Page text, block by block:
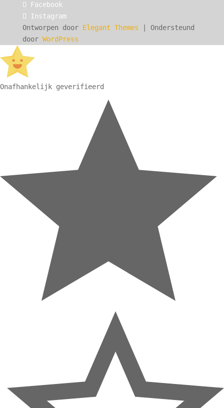
Facebook
Instagram
Ontworpen door Elegant Themes | Ondersteund
door WordPress
Onafhankelijk geverifieerd